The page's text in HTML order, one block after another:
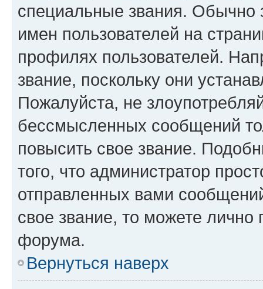
специальные звания. Обычно
имен пользователей на
профилях пользователей.
звание, поскольку они
Пожалуйста, не
бессмысленных сообщений
повысить свое звание.
того, что администратор
отправленных вами
свое звание, то можете лично
форума.
Вернуться наверх